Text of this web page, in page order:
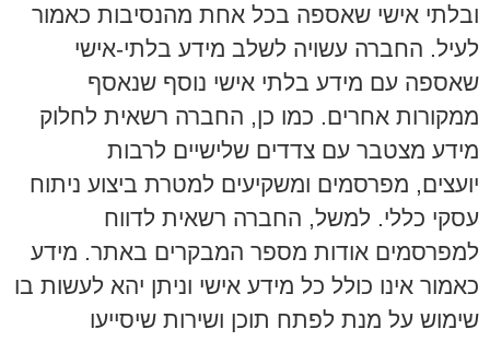
ובלתי אישי שאספה בכל אחת מהנסיבות כאמור
לעיל. החברה עשויה לשלב מידע בלתי-אישי
שאספה עם מידע בלתי אישי נוסף שנאסף
ממקורות אחרים. כמו כן, החברה רשאית לחלוק
מידע מצטבר עם צדדים שלישיים לרבות
יועצים, מפרסמים ומשקיעים למטרת ביצוע ניתוח
עסקי כללי. למשל, החברה רשאית לדווח
למפרסמים אודות מספר המבקרים באתר. מידע
כאמור אינו כולל כל מידע אישי וניתן יהא לעשות בו
שימוש על מנת לפתח תוכן ושירות שיסייעו